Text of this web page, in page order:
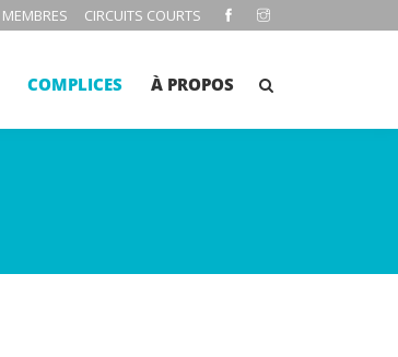
MEMBRES CIRCUITS COURTS
COMPLICES À PROPOS